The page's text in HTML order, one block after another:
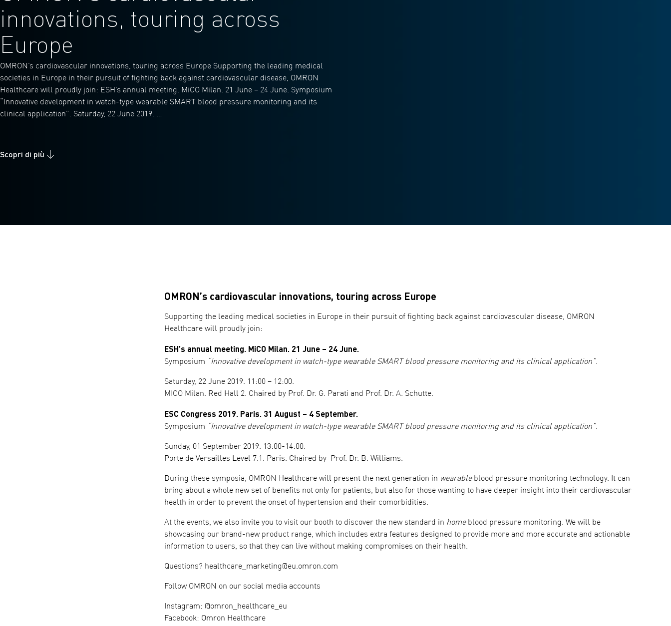
innovations, touring across
Europe
OMRON’s cardiovascular innovations, touring across Europe Supporting the leading medical
societies in Europe in their pursuit of fighting back against cardiovascular disease, OMRON
Healthcare will proudly join: ESH’s annual meeting. MiCO Milan. 21 June – 24 June. Symposium
“Innovative development in watch-type wearable SMART blood pressure monitoring and its
clinical application”. Saturday, 22 June 2019. …
Scopri di più
OMRON’s cardiovascular innovations, touring across Europe
Supporting the leading medical societies in Europe in their pursuit of fighting back against cardiovascular disease, OMRON
Healthcare will proudly join:
ESH’s annual meeting. MiCO Milan. 21 June – 24 June.
Symposium “Innovative development in watch-type wearable SMART blood pressure monitoring and its clinical application”.
Saturday, 22 June 2019. 11:00 – 12:00.
MICO Milan. Red Hall 2. Chaired by Prof. Dr. G. Parati and Prof. Dr. A. Schutte.
ESC Congress 2019. Paris. 31 August – 4 September.
Symposium “Innovative development in watch-type wearable SMART blood pressure monitoring and its clinical application”.
Sunday, 01 September 2019. 13:00-14:00.
Porte de Versailles Level 7.1. Paris. Chaired by Prof. Dr. B. Williams.
During these symposia, OMRON Healthcare will present the next generation in wearable blood pressure monitoring technology. It can
bring about a whole new set of benefits not only for patients, but also for those wanting to have deeper insight into their cardiovascular
health in order to prevent the onset of hypertension and their comorbidities.
At the events, we also invite you to visit our booth to discover the new standard in homeblood pressure monitoring. We will be
showcasing our brand-new product range, which includes extra features designed to provide more and more accurate and actionable
information to users, so that they can live without making compromises on their health.
Questions? healthcare_marketing@eu.omron.com
Follow OMRON on our social media accounts
Instagram: @omron_healthcare_eu
Facebook: Omron Healthcare